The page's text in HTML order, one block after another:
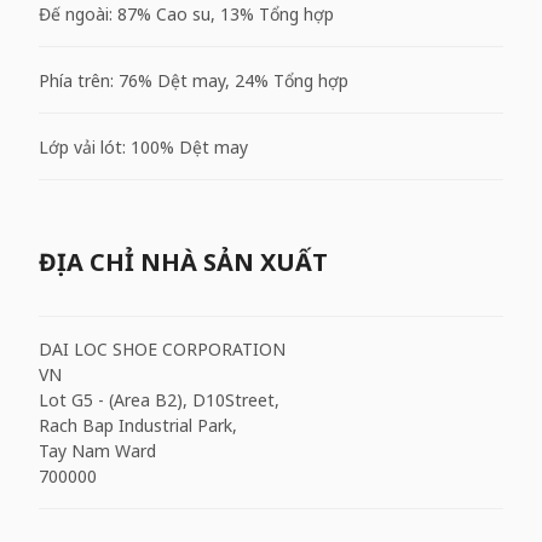
Đế ngoài: 87% Cao su, 13% Tổng hợp
Phía trên: 76% Dệt may, 24% Tổng hợp
Lớp vải lót: 100% Dệt may
ĐỊA CHỈ NHÀ SẢN XUẤT
DAI LOC SHOE CORPORATION
VN
Lot G5 - (Area B2), D10Street,
Rach Bap Industrial Park,
Tay Nam Ward
700000